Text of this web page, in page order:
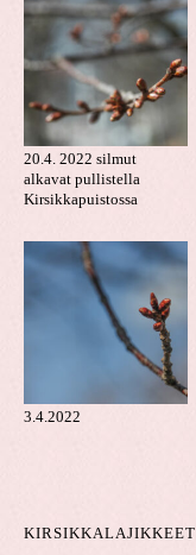
20.4. 2022 silmut
alkavat pullistella
Kirsikkapuistossa
3.4.2022
KIRSIKKALAJIKKEET